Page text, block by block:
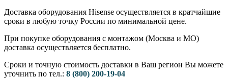
Доставка оборудования Hisense осуществляется в кратчайшие
сроки в любую точку России по минимальной цене.
При покупке оборудования с монтажом (Москва и МО)
доставка осуществляется бесплатно.
Сроки и точную стоимость доставки в Ваш регион Вы можете
уточнить по тел.: 8 (800) 200-19-04